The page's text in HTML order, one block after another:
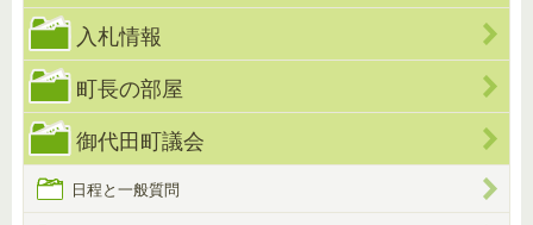
入札情報
町長の部屋
御代田町議会
日程と一般質問